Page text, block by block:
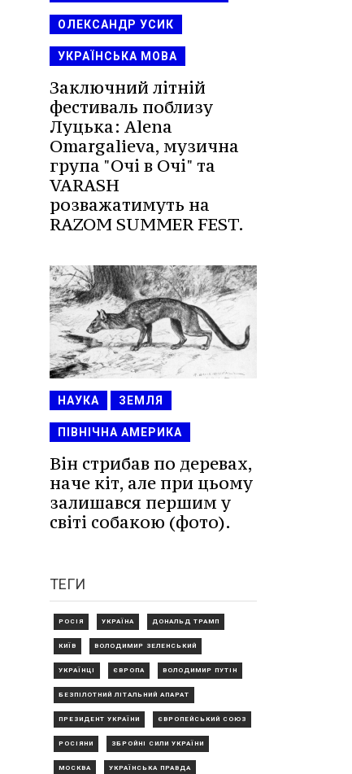
ОЛЕКСАНДР УСИК
УКРАЇНСЬКА МОВА
Заключний літній
фестиваль поблизу
Луцька: Alena
Omargalieva, музична
група "Очі в Очі" та
VARASH
розважатимуть на
RAZOM SUMMER FEST.
НАУКА ЗЕМЛЯ
ПІВНІЧНА АМЕРИКА
Він стрибав по деревах,
наче кіт, але при цьому
залишався першим у
світі собакою (фото).
ТЕГИ
РОСІЯ УКРАЇНА ДОНАЛЬД ТРАМП
КИЇВ ВОЛОДИМИР ЗЕЛЕНСЬКИЙ
УКРАЇНЦІ ЄВРОПА ВОЛОДИМИР ПУТІН
БЕЗПІЛОТНИЙ ЛІТАЛЬНИЙ АПАРАТ
ПРЕЗИДЕНТ УКРАЇНИ ЄВРОПЕЙСЬКИЙ СОЮЗ
РОСІЯНИ ЗБРОЙНІ СИЛИ УКРАЇНИ
МОСКВА УКРАЇНСЬКА ПРАВДА